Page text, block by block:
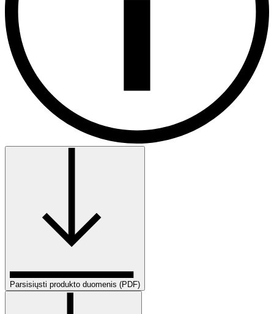
Parsisiųsti produkto duomenis (PDF)